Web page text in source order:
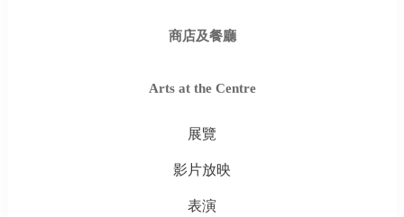
商店及餐廳
Arts at the Centre
展覽
影片放映
表演